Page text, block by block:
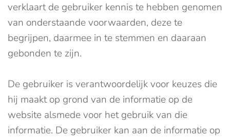
verklaart de gebruiker kennis te hebben genomen
van onderstaande voorwaarden, deze te
begrijpen, daarmee in te stemmen en daaraan
gebonden te zijn.
De gebruiker is verantwoordelijk voor keuzes die
hij maakt op grond van de informatie op de
website alsmede voor het gebruik van die
informatie. De gebruiker kan aan de informatie op